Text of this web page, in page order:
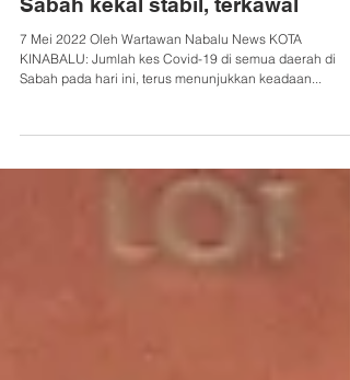
Wartawan Nabalu News
May 8, 2022
Kes Covid-19 di semua daerah di
Sabah pada hari ini, terus menunjukkan keadaan...